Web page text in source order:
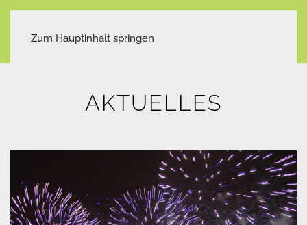
Zum Hauptinhalt springen
AKTUELLES